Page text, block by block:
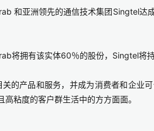
和亚洲领先的通信技术集团Singtel达
将拥有该实体60％的股份，Singtel将
的产品和服务，并成为消费者和企业
粘度的客户群生活中的方方面面。